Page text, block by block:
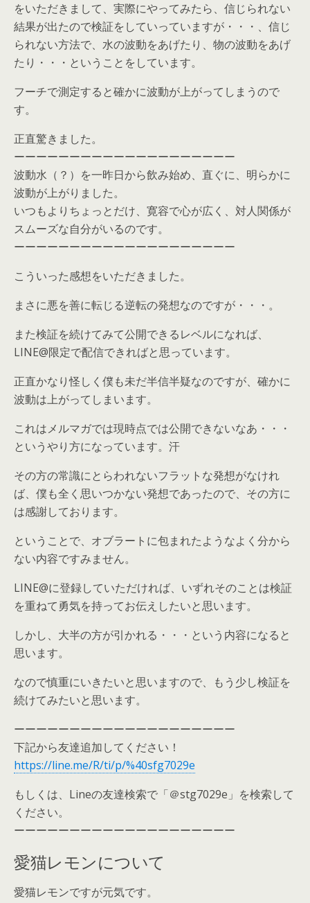
をいただきまして、実際にやってみたら、信じられない
結果が出たので検証をしていっていますが・・・、信じ
られない方法で、水の波動をあげたり、物の波動をあげ
たり・・・ということをしています。
フーチで測定すると確かに波動が上がってしまうので
す。
正直驚きました。
ーーーーーーーーーーーーーーーーーーーー
波動水（？）を一昨日から飲み始め、直ぐに、明らかに
波動が上がりました。
いつもよりちょっとだけ、寛容で心が広く、対人関係が
スムーズな自分がいるのです。
ーーーーーーーーーーーーーーーーーーーー
こういった感想をいただきました。
まさに悪を善に転じる逆転の発想なのですが・・・。
また検証を続けてみて公開できるレベルになれば、
LINE@限定で配信できればと思っています。
正直かなり怪しく僕も未だ半信半疑なのですが、確かに
波動は上がってしまいます。
これはメルマガでは現時点では公開できないなあ・・・
というやり方になっています。汗
その方の常識にとらわれないフラットな発想がなけれ
ば、僕も全く思いつかない発想であったので、その方に
は感謝しております。
ということで、オブラートに包まれたようなよく分から
ない内容ですみません。
LINE@に登録していただければ、いずれそのことは検証
を重ねて勇気を持ってお伝えしたいと思います。
しかし、大半の方が引かれる・・・という内容になると
思います。
なので慎重にいきたいと思いますので、もう少し検証を
続けてみたいと思います。
ーーーーーーーーーーーーーーーーーーーー
下記から友達追加してください！
https://line.me/R/ti/p/%40sfg7029e
もしくは、Lineの友達検索で「＠stg7029e」を検索して
ください。
ーーーーーーーーーーーーーーーーーーーー
愛猫レモンについて
愛猫レモンですが元気です。